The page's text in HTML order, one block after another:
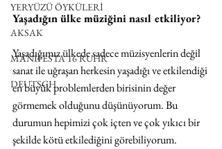
YERYÜZÜ ÖYKÜLERİ
AKSAK
MANIFESTA 16 RUHR
DEUTSCH
Yaşadığın ülke müziğini nasıl etkiliyor?
Yaşadığımız ülkede sadece müzisyenlerin değil
sanat ile uğraşan herkesin yaşadığı ve etkilendiği
en büyük problemlerden birisinin değer
görmemek olduğunu düşünüyorum. Bu
durumun hepimizi çok içten ve çok yıkıcı bir
şekilde kötü etkilediğini görebiliyorum.